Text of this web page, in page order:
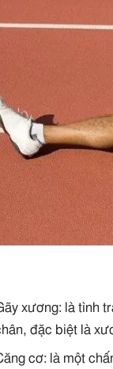
xương: là tình
đặc biệt là
cơ: là một